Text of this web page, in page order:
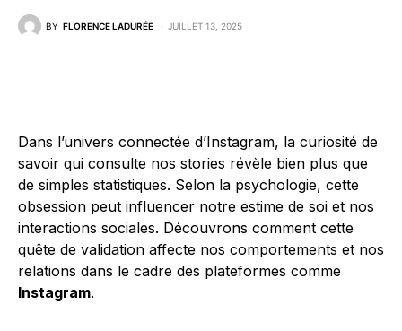
BY FLORENCE LADURÉE JUILLET 13, 2025
Dans l’univers connectée d’Instagram, la curiosité de
savoir qui consulte nos stories révèle bien plus que
de simples statistiques. Selon la psychologie, cette
obsession peut influencer notre estime de soi et nos
interactions sociales. Découvrons comment cette
quête de validation affecte nos comportements et nos
relations dans le cadre des plateformes comme
Instagram.